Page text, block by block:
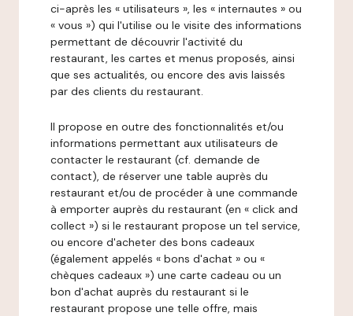
ci-après les « utilisateurs », les « internautes » ou
« vous ») qui l'utilise ou le visite des informations
permettant de découvrir l'activité du
restaurant, les cartes et menus proposés, ainsi
que ses actualités, ou encore des avis laissés
par des clients du restaurant.
Il propose en outre des fonctionnalités et/ou
informations permettant aux utilisateurs de
contacter le restaurant (cf. demande de
contact), de réserver une table auprès du
restaurant et/ou de procéder à une commande
à emporter auprès du restaurant (en « click and
collect ») si le restaurant propose un tel service,
ou encore d'acheter des bons cadeaux
(également appelés « bons d'achat » ou «
chèques cadeaux ») une carte cadeau ou un
bon d'achat auprès du restaurant si le
restaurant propose une telle offre, mais